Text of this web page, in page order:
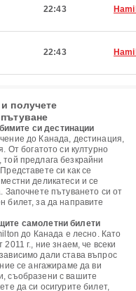
22:43
22:43
получете
си дестинации
до Канада, дестинация,
От богатото си културно
предлага безкрайни
си как се
деликатеси и се
Започнете пътуването си от
билет, за да направите
самолетни билети
до Канада е лесно. Като
г., ние знаем, че всеки
дали става въпрос
се ангажираме да ви
съобразени с вашите
да си осигурите билет,